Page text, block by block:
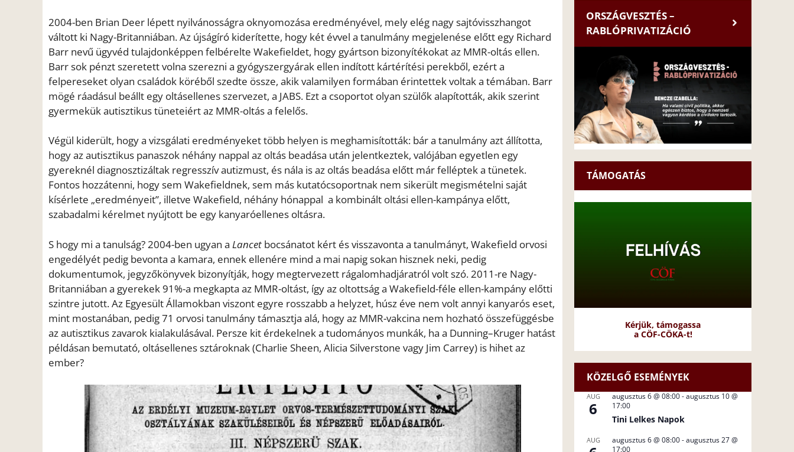
2004-ben Brian Deer lépett nyilvánosságra oknyomozása eredményével, mely elég nagy sajtóvisszhangot
váltott ki Nagy-Britanniában. Az újságíró kiderítette, hogy két évvel a tanulmány megjelenése előtt egy Richard
Barr nevű ügyvéd tulajdonképpen felbérelte Wakefieldet, hogy gyártson bizonyítékokat az MMR-oltás ellen.
Barr sok pénzt szeretett volna szerezni a gyógyszergyárak ellen indított kártérítési perekből, ezért a
felpereseket olyan családok köréből szedte össze, akik valamilyen formában érintettek voltak a témában. Barr
mögé ráadásul beállt egy oltásellenes szervezet, a JABS. Ezt a csoportot olyan szülők alapították, akik szerint
gyermekük autisztikus tüneteiért az MMR-oltás a felelős.
Végül kiderült, hogy a vizsgálati eredményeket több helyen is meghamisították: bár a tanulmány azt állította,
hogy az autisztikus panaszok néhány nappal az oltás beadása után jelentkeztek, valójában egyetlen egy
gyereknél diagnosztizáltak regresszív autizmust, és nála is az oltás beadása előtt már felléptek a tünetek.
Fontos hozzátenni, hogy sem Wakefieldnek, sem más kutatócsoportnak nem sikerült megismételni saját
kísérlete „eredményeit”, illetve Wakefield, néhány hónappal a kombinált oltási ellen-kampánya előtt,
szabadalmi kérelmet nyújtott be egy kanyaróellenes oltásra.
S hogy mi a tanulság? 2004-ben ugyan a Lancet bocsánatot kért és visszavonta a tanulmányt, Wakefield orvosi
engedélyét pedig bevonta a kamara, ennek ellenére mind a mai napig sokan hisznek neki, pedig
dokumentumok, jegyzőkönyvek bizonyítják, hogy megtervezett rágalomhadjáratról volt szó. 2011-re Nagy-
Britanniában a gyerekek 91%-a megkapta az MMR-oltást, így az oltottság a Wakefield-féle ellen-kampány előtti
szintre jutott. Az Egyesült Államokban viszont egyre rosszabb a helyzet, húsz éve nem volt annyi kanyarós eset,
mint mostanában, pedig 71 orvosi tanulmány támasztja alá, hogy az MMR-vakcina nem hozható összefüggésbe
az autisztikus zavarok kialakulásával. Persze kit érdekelnek a tudományos munkák, ha a Dunning–Kruger hatást
példásan bemutató, oltásellenes sztároknak (Charlie Sheen, Alicia Silverstone vagy Jim Carrey) is hihet az
ember?
ORSZÁGVESZTÉS –
RABLÓPRIVATIZÁCIÓ
TÁMOGATÁS
Kérjük, támogassa
a CÖF-CÖKA-t!
KÖZELGŐ ESEMÉNYEK
AUG
6
augusztus 6 @ 08:00-augusztus 10 @
17:00
Tini Lelkes Napok
AUG augusztus 6 @ 08:00-augusztus 27 @
17:00